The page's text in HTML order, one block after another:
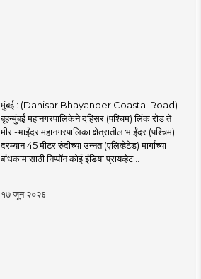
मुंबई : (Dahisar Bhayander Coastal Road)
बृहन्मुंबई महानगरपालिकेने दहिसर (पश्चिम) लिंक रोड ते
मीरा-भाईंदर महानगरपालिका क्षेत्रातील भाईंदर (पश्चिम)
दरम्यान 45 मीटर रुंदीच्या उन्नत (एलिव्हेटेड) मार्गाच्या
बांधकामासाठी निप्पॉन कोई इंडिया प्रायव्हेट ..
१७ जून २०२६